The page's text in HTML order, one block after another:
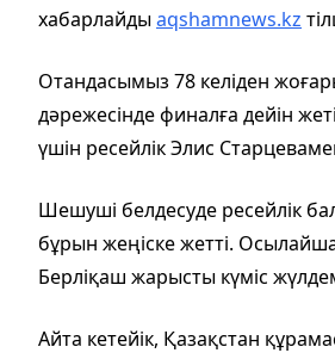
хабарлайдыaqshamnews.kz
Отандасымыз 78 келіден
дәрежесінде финалға дейін
үшін ресейлік Элис
Шешуші белдесуде ресейлік
бұрын жеңіске жетті.
Берліқаш жарысты күміс
Айта кетейік, Қазақстан